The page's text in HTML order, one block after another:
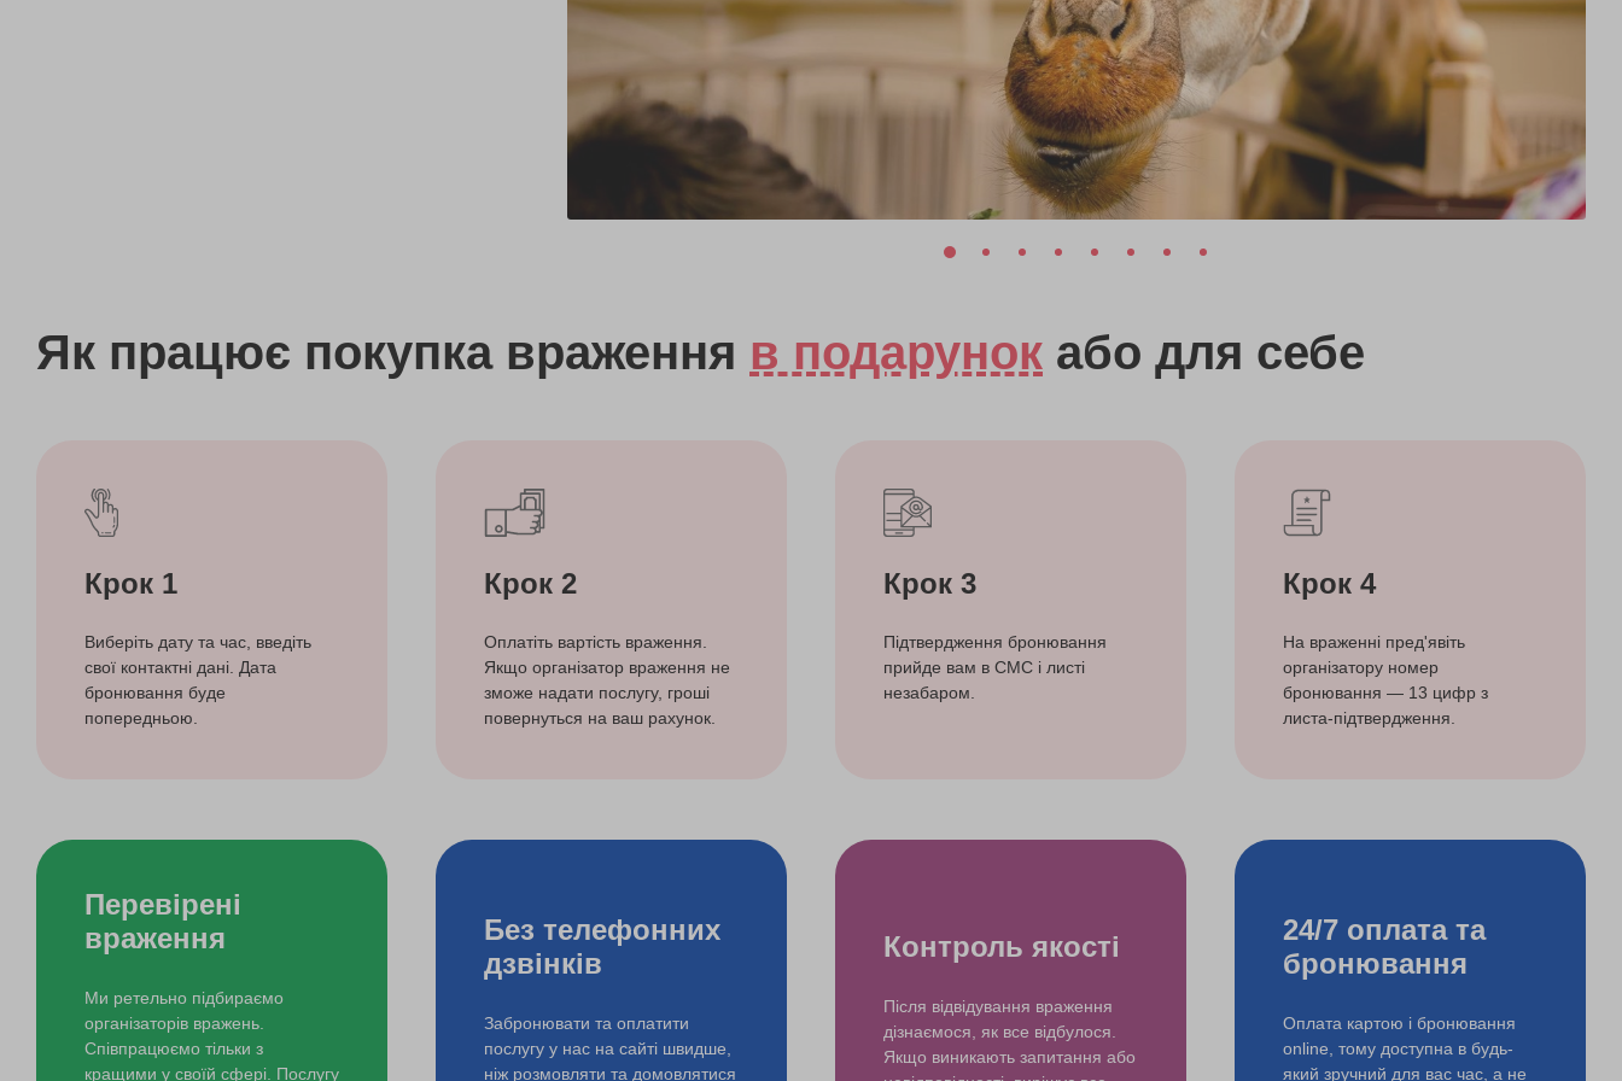
Як працює покупка враження в подарунок або для себе
Крок 1
Виберіть дату та час, введіть
свої контактні дані. Дата
бронювання буде
попередньою.
Крок 2
Оплатіть вартість враження.
Якщо організатор враження не
зможе надати послугу, гроші
повернуться на ваш рахунок.
Крок 3
Підтвердження бронювання
прийде вам в СМС і листі
незабаром.
Крок 4
На враженні пред'явіть
організатору номер
бронювання — 13 цифр з
листа-підтвердження.
Перевірені
враження
Ми ретельно підбираємо
організаторів вражень.
Співпрацюємо тільки з
кращими у своїй сфері. Послугу
Без телефонних
дзвінків
Забронювати та оплатити
послугу у нас на сайті швидше,
ніж розмовляти та домовлятися
Контроль якості
Після відвідування враження
дізнаємося, як все відбулося.
Якщо виникають запитання або
24/7 оплата та
бронювання
Оплата картою і бронювання
online, тому доступна в будь-
який зручний для вас час, а не